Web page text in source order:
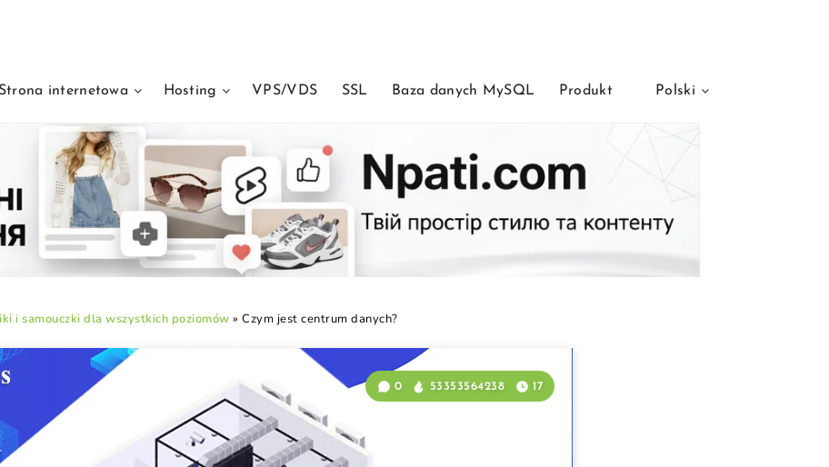
Strona internetowa Hosting VPS/VDS SSL Baza danych MySQL Produkt Polski
i samouczki dla wszystkich poziomów » Czym jest centrum danych?
0 53353564238 17